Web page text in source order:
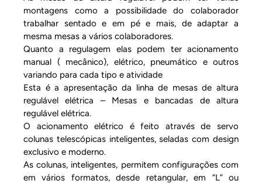
montagens como a possibilidade do colaborador
trabalhar sentado e em pé e mais, de adaptar a
mesma mesas a vários colaboradores.
Quanto a regulagem elas podem ter acionamento
manual ( mecânico), elétrico, pneumático e outros
variando para cada tipo e atividade
Esta é a apresentação da linha de mesas de altura
regulável elétrica – Mesas e bancadas de altura
regulável elétrica.
O acionamento elétrico é feito através de servo
colunas telescópicas inteligentes, seladas com design
exclusivo e moderno.
As colunas, inteligentes, permitem configurações com
em vários formatos, desde retangular, em “L” ou